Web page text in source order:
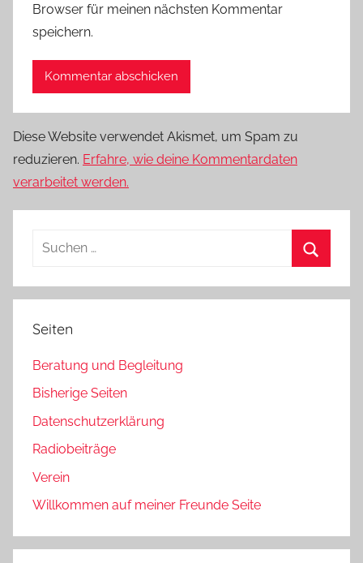
Browser für meinen nächsten Kommentar
speichern.
Diese Website verwendet Akismet, um Spam zu
reduzieren. Erfahre, wie deine Kommentardaten
verarbeitet werden.
Suchen
Seiten
Beratung und Begleitung
Bisherige Seiten
Datenschutzerklärung
Radiobeiträge
Verein
Willkommen auf meiner Freunde Seite